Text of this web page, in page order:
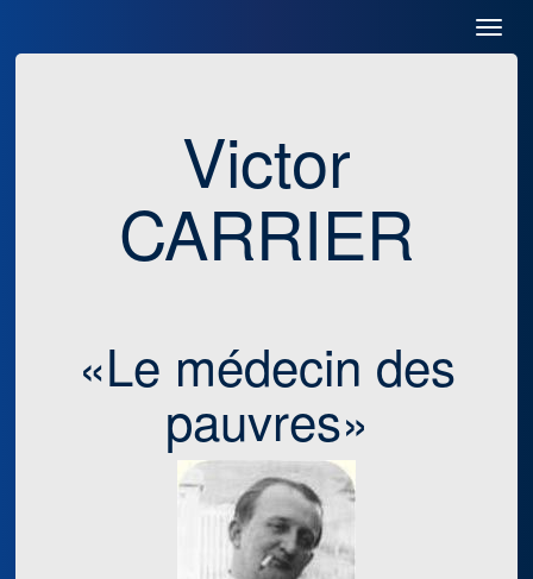
Victor
CARRIER
«Le médecin des
pauvres»